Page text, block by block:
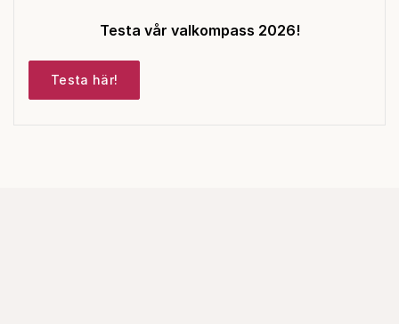
Testa vår valkompass 2026!
Testa här!